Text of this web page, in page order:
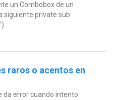
un Combobox de un
siguiente prívate sub
raros o acentos en
da error cuando intento